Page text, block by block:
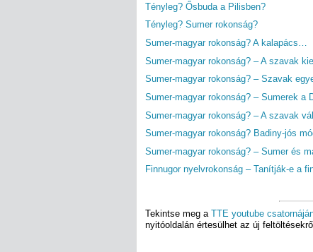
Tényleg? Ősbuda a Pilisben?
Tényleg? Sumer rokonság?
Sumer-magyar rokonság? A kalapács…
Sumer-magyar rokonság? – A szavak
Sumer-magyar rokonság? – Szavak
Sumer-magyar rokonság? – Sumerek a
Sumer-magyar rokonság? – A szavak
Sumer-magyar rokonság? Badiny-jós
Sumer-magyar rokonság? – Sumer és
Finnugor nyelvrokonság – Tanítják-e a
Tekintse meg a TTE youtube
nyitóoldalán értesülhet az új